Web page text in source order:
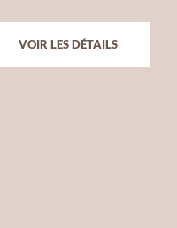
VOIR LES DÉTAILS